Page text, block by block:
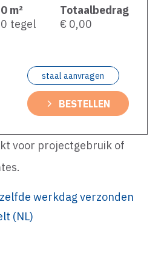
0 m²
0 tegel
Totaalbedrag
€ 0,00
staal aanvragen
BESTELLEN
voor projectgebruik of
werkdag verzonden
(NL)